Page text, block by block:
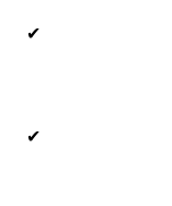
✔
✔